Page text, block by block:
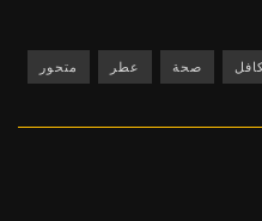
صحة عطر متحور